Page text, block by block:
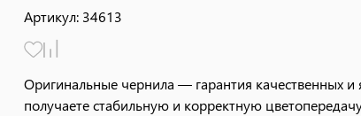
Артикул: 34613
Оригинальные чернила — гарантия качественных
получаете стабильную и корректную